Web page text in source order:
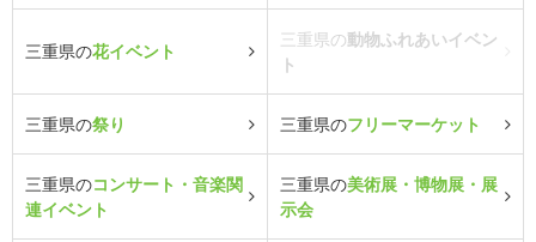
三重県の花イベント
三重県の動物ふれあいイベン
ト
三重県の祭り 三重県のフリーマーケット
三重県のコンサート・音楽関
連イベント
三重県の美術展・博物展・展
示会